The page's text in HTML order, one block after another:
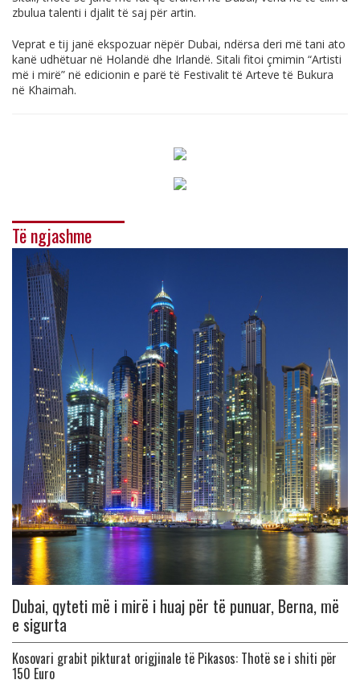
zbulua talenti i djalit të saj për artin.
Veprat e tij janë ekspozuar nëpër Dubai, ndërsa deri më tani ato
kanë udhëtuar në Holandë dhe Irlandë. Sitali fitoi çmimin “Artisti
më i mirë” në edicionin e parë të Festivalit të Arteve të Bukura
në Khaimah.
Të ngjashme
Dubai, qyteti më i mirë i huaj për të punuar, Berna, më
e sigurta
Kosovari grabit pikturat origjinale të Pikasos: Thotë se i shiti për
150 Euro